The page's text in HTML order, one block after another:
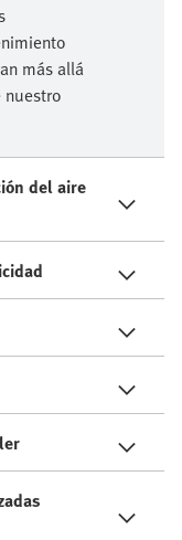
más allá
del aire